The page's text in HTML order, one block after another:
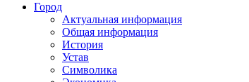
Город
Актуальная информация
Общая информация
История
Устав
Символика